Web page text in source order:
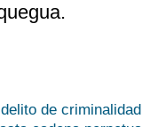
de criminalidad